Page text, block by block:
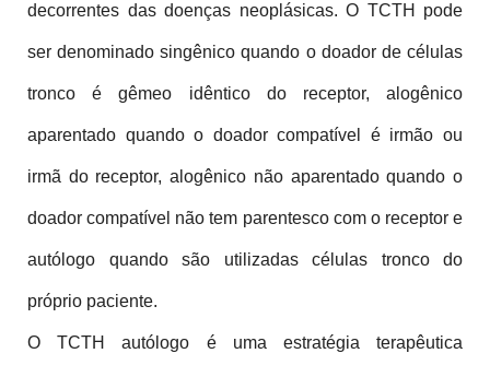
decorrentes das doenças neoplásicas. O TCTH pode
ser denominado singênico quando o doador de células
tronco é gêmeo idêntico do receptor, alogênico
aparentado quando o doador compatível é irmão ou
irmã do receptor, alogênico não aparentado quando o
doador compatível não tem parentesco com o receptor e
autólogo quando são utilizadas células tronco do
próprio paciente.
O TCTH autólogo é uma estratégia terapêutica